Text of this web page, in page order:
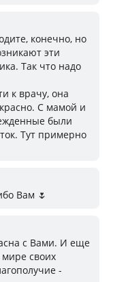
конечно, но
эти
Так что надо
к врачу, она
С мамой и
были
Тут примерно
Вам 🌷
с Вами. И еще
мире своих
-